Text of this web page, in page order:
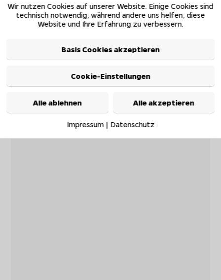
Wir nutzen Cookies auf unserer Website. Einige Cookies sind
technisch notwendig, während andere uns helfen, diese
Website und Ihre Erfahrung zu verbessern.
Basis Cookies akzeptieren
Cookie-Einstellungen
Alle ablehnen Alle akzeptieren
Impressum| Datenschutz